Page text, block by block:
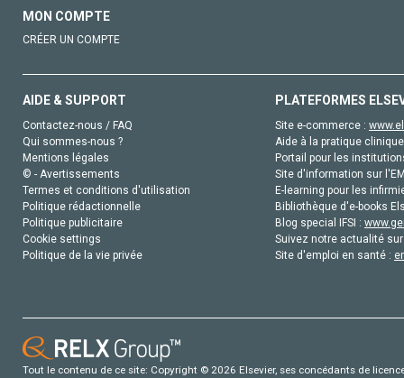
MON COMPTE
CRÉER UN COMPTE
AIDE & SUPPORT
Contactez-nous / FAQ
Qui sommes-nous ?
Mentions légales
© - Avertissements
Termes et conditions d'utilisation
Politique rédactionnelle
Politique publicitaire
Cookie settings
Politique de la vie privée
PLATEFORMES
Site e-commerce :
Aide à la pratique
Portail pour les
Site d'information sur
E-learning pour les
Bibliothèque d'e-books
Blog special IFSI :
Suivez notre actualité
Site d'emploi en santé :
Tout le contenu de ce site: Copyright © 2026 Elsevier, ses concédants de